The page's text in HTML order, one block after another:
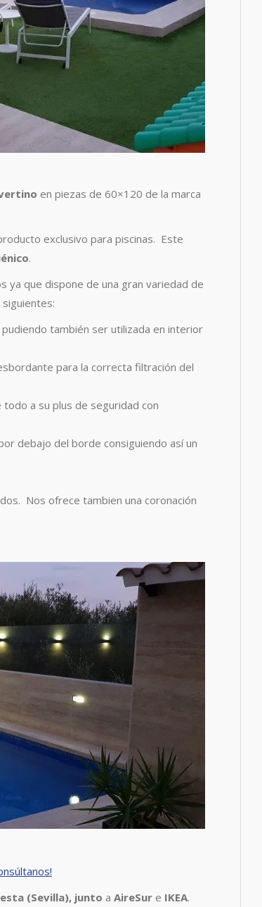
en piezas de 60×120 de la marca
exclusivo para piscinas. Este
.
ya que dispone de una gran variedad de
también ser utilizada en interior
para la correcta filtración del
a su plus de seguridad con
debajo del borde consiguiendo así un
Nos ofrece tambien una coronación
(Sevilla), junto a AireSur e IKEA.